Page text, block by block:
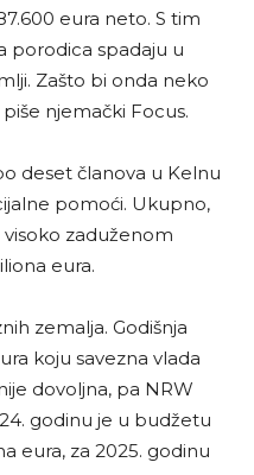
eura neto. S tim
porodica spadaju u
Zašto bi onda neko
njemački Focus.
deset članova u Kelnu
pomoći. Ukupno,
zaduženom
eura.
zemalja. Godišnja
koju savezna vlada
dovoljna, pa NRW
godinu je u budžetu
eura, za 2025. godinu